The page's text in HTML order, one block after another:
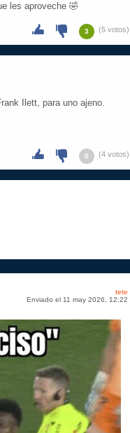
les aproveche 🤣
3 (5 votos)
Ilett, para uno ajeno.
0 (4 votos)
tete
Enviado el 11 may 2026, 12:22